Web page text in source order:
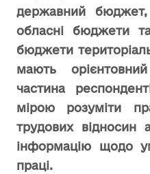
державний
обласні бюджети
бюджети
мають
частина
мірою розуміти
трудових відносин
інформацію щодо
праці.